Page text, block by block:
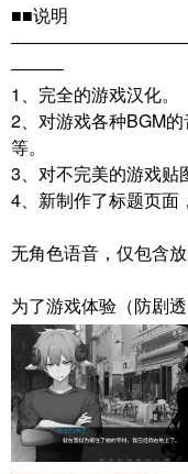
■■说明
―――
1、完全的游戏汉化。
2、对游戏各种BGM
等。
3、对不完美的游戏贴
4、新制作了标题页面
无角色语音，仅包含放
为了游戏体验（防剧